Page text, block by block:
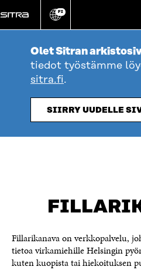
suoraan
sisältöön
Vaihda
kieli
FI
Olet Sitran
tiedot työstämme
sitra.fi.
SIIRRY UUDELLE
Fillarikanava on verkkopalvelu,
tietoa virkamiehille Helsingin
kuten kuopista tai hiekoituksen